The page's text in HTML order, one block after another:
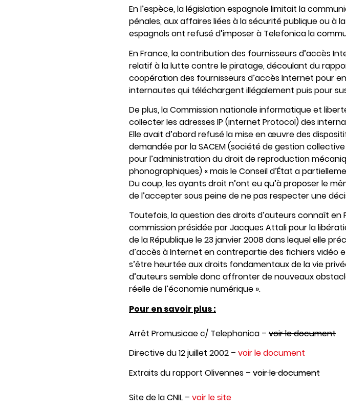
En l’espèce, la législation espagnole limitait la
pénales, aux affaires liées à la sécurité publique ou à
espagnols ont refusé d’imposer à Telefonica la
En France, la contribution des fournisseurs d’accès
relatif à la lutte contre le piratage, découlant du
coopération des fournisseurs d’accès Internet pour
internautes qui téléchargent illégalement puis pour
De plus, la Commission nationale informatique et
collecter les adresses IP (internet Protocol) des
Elle avait d’abord refusé la mise en œuvre des
demandée par la SACEM (société de gestion
pour l’administration du droit de reproduction
phonographiques) « mais le Conseil d’État a
Du coup, les ayants droit n’ont eu qu’à proposer le
de l’accepter sous peine de ne pas respecter une
Toutefois, la question des droits d’auteurs connaît
commission présidée par Jacques Attali pour la
de la République le 23 janvier 2008 dans lequel elle
d’accès à Internet en contrepartie des fichiers vidéo
s’être heurtée aux droits fondamentaux de la vie
d’auteurs semble donc affronter de nouveaux
réelle de l’économie numérique ».
Pour en savoir plus :
Arrêt Promusicae c/ Telephonica – voir le document
Directive du 12 juillet 2002 – voir le document
Extraits du rapport Olivennes – voir le document
Site de la CNIL – voir le site